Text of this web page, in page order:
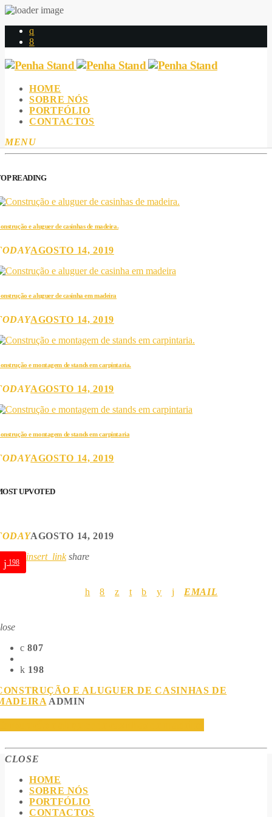
HOME
SOBRE NÓS
PORTFÓLIO
CONTACTOS
MENU
READING
e aluguer de casinhas de madeira.
AGOSTO 14, 2019
e aluguer de casinha em madeira
AGOSTO 14, 2019
e montagem de stands em carpintaria.
AGOSTO 14, 2019
e montagem de stands em carpintaria
AGOSTO 14, 2019
UPVOTED
AGOSTO 14, 2019
198
insert_link share
EMAIL
807
198
E ALUGUER DE CASINHAS DE
ADMIN
CLOSE
HOME
SOBRE NÓS
PORTFÓLIO
CONTACTOS